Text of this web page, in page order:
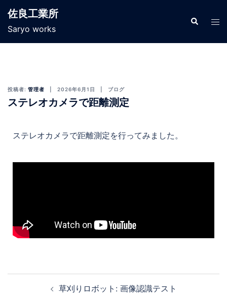
佐良工業所
Saryo works
投稿者: 管理者 2026年6月1日 ブログ
ステレオカメラで距離測定
ステレオカメラで距離測定を行ってみました。
草刈りロボット: 画像認識テスト